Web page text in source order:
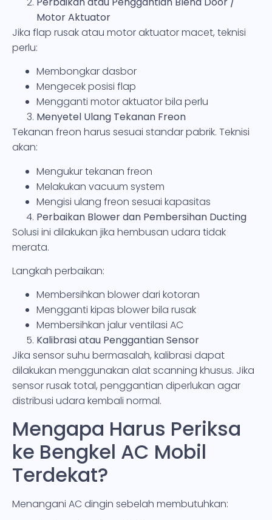
Motor Aktuator
Jika flap rusak atau motor aktuator macet, teknisi
perlu:
Membongkar dasbor
Mengecek posisi flap
Mengganti motor aktuator bila perlu
Menyetel Ulang Tekanan Freon
Tekanan freon harus sesuai standar pabrik. Teknisi
akan:
Mengukur tekanan freon
Melakukan vacuum system
Mengisi ulang freon sesuai kapasitas
Perbaikan Blower dan Pembersihan Ducting
Solusi ini dilakukan jika hembusan udara tidak
merata.
Langkah perbaikan:
Membersihkan blower dari kotoran
Mengganti kipas blower bila rusak
Membersihkan jalur ventilasi AC
Kalibrasi atau Penggantian Sensor
Jika sensor suhu bermasalah, kalibrasi dapat
dilakukan menggunakan alat scanning khusus. Jika
sensor rusak total, penggantian diperlukan agar
distribusi udara kembali normal.
Mengapa Harus Periksa
ke Bengkel AC Mobil
Terdekat?
Menangani AC dingin sebelah membutuhkan: